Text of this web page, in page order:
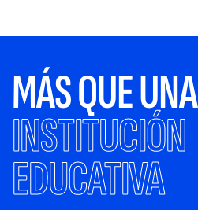
MÁS QUE UNA
INSTITUCIÓN
EDUCATIVA